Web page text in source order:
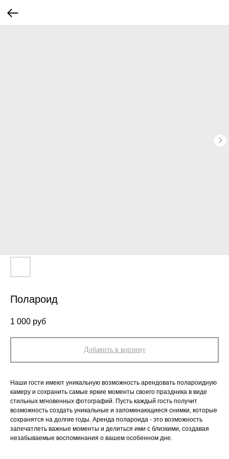
Полароид
1 000 руб
Добавить в корзину
Наши гости имеют уникальную возможность арендовать полароидную
камеру и сохранить самые яркие моменты своего праздника в виде
стильных мгновенных фотографий. Пусть каждый гость получит
возможность создать уникальные и запоминающиеся снимки, которые
сохранятся на долгие годы. Аренда полароида - это возможность
запечатлеть важные моменты и делиться ими с близкими, создавая
незабываемые воспоминания о вашем особенном дне.